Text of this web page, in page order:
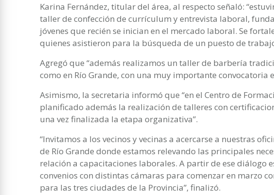
Karina Fernández, titular del área, al respecto señaló:
taller de confección de currículum y entrevista laboral,
jóvenes que recién se inician en el mercado laboral. Se
quienes asistieron para la búsqueda de un puesto de
Agregó que “además realizamos un taller de barbería
como en Río Grande, con una muy importante convocatoria
Asimismo, la secretaria informó que “en el Centro de
planificado además la realización de talleres con
una vez finalizada la etapa organizativa”.
“Invitamos a los vecinos y vecinas a acercarse a nuestras
de Río Grande donde estamos relevando las principales
relación a capacitaciones laborales. A partir de ese diálogo
convenios con distintas cámaras para comenzar en marzo
para las tres ciudades de la Provincia”, finalizó.